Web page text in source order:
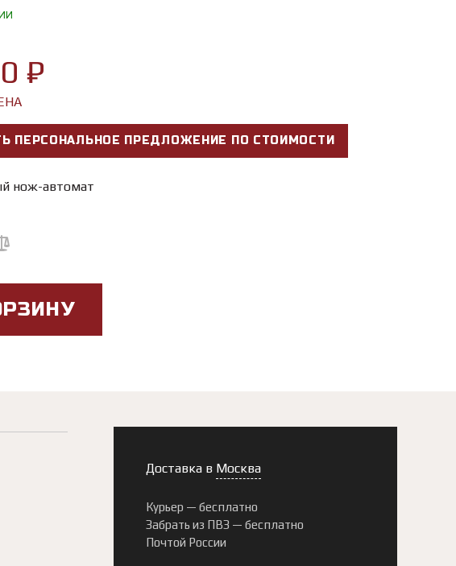
₽
ПЕРСОНАЛЬНОЕ ПРЕДЛОЖЕНИЕ ПО СТОИМОСТИ
нож-автомат
Доставка в Москва
Курьер — бесплатно
Забрать из ПВЗ — бесплатно
Почтой России